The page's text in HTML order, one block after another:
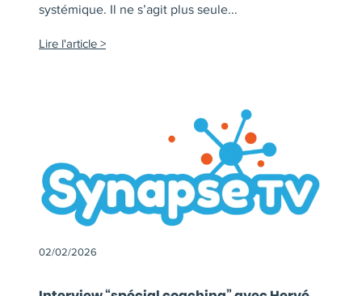
systémique. Il ne s’agit plus seule...
Lire l'article
02/02/2026